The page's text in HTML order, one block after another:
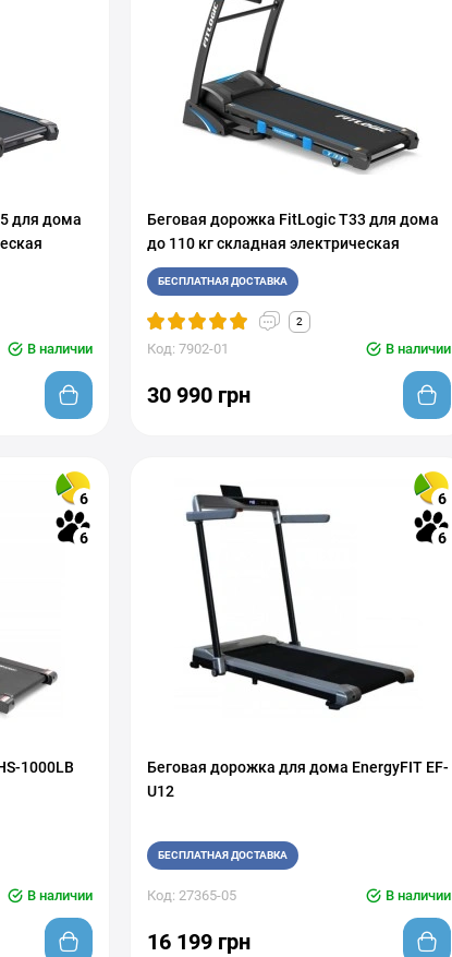
для дома
В наличии
Беговая дорожка FitLogic T33 для дома
до 110 кг складная электрическая
БЕСПЛАТНАЯ ДОСТАВКА
2
Код: 7902-01 В наличии
30 990 грн
6
6
1000LB
В наличии
6
6
Беговая дорожка для дома EnergyFIT EF-
U12
БЕСПЛАТНАЯ ДОСТАВКА
Код: 27365-05 В наличии
16 199 грн